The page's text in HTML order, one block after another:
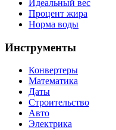
Идеальный вес
Процент жира
Норма воды
Инструменты
Конвертеры
Математика
Даты
Строительство
Авто
Электрика